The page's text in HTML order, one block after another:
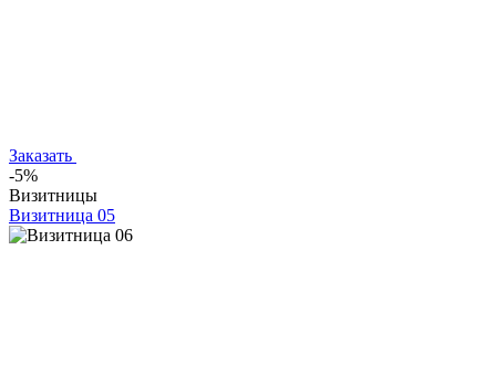
Заказать
-5%
Визитницы
Визитница 05